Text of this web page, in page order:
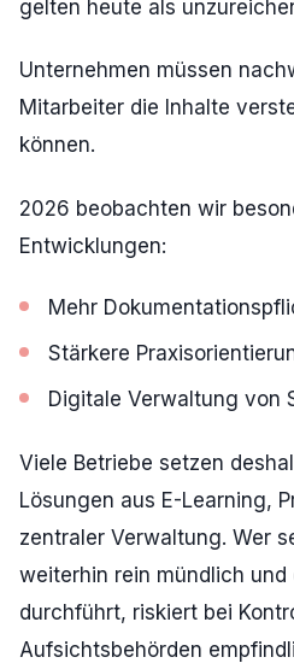
gelten heute als
Unternehmen müssen
Mitarbeiter die Inhalte
können.
2026 beobachten wir
Entwicklungen:
Mehr
Stärkere
Digitale Verwaltung von
Viele Betriebe setzen
Lösungen aus E-Learning,
zentraler Verwaltung. Wer
weiterhin rein mündlich und
durchführt, riskiert bei
Aufsichtsbehörden